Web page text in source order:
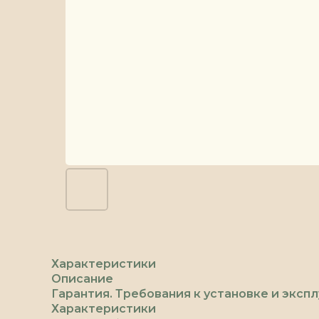
Характеристики
Описание
Гарантия. Требования к установке и
Характеристики